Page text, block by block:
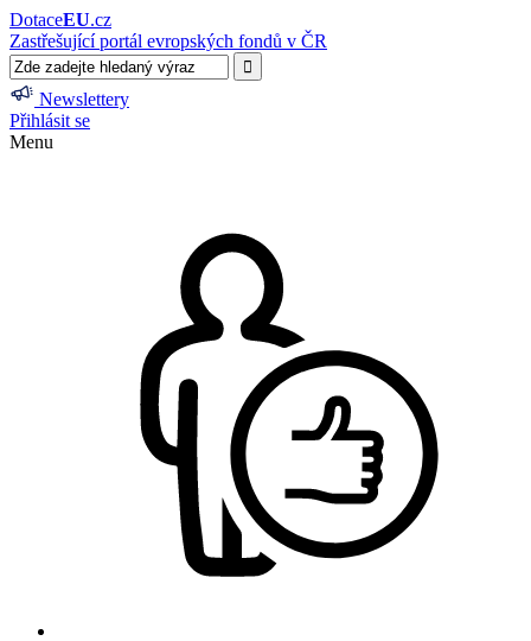
DotaceEU.cz
Zastřešující portál evropských fondů v ČR
Newslettery
Přihlásit se
Menu